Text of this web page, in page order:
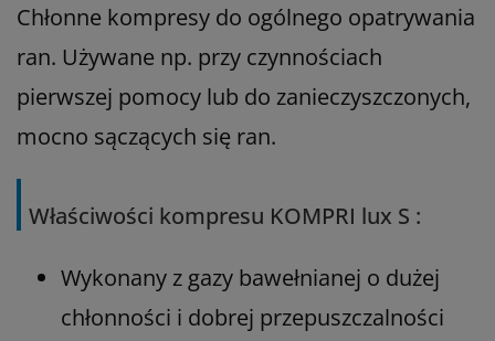
Chłonne kompresy do ogólnego opatrywania
ran. Używane np. przy czynnościach
pierwszej pomocy lub do zanieczyszczonych,
mocno sączących się ran.
Właściwości kompresu KOMPRI lux S :
Wykonany z gazy bawełnianej o dużej
chłonności i dobrej przepuszczalności